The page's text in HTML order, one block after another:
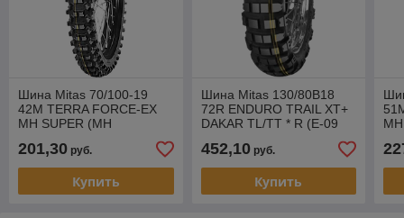
Шина Mitas 70/100-19
42M TERRA FORCE-EX
MH SUPER (MH
201,30 руб.
Купить
Шина Mitas 130/80B18
72R ENDURO TRAIL XT+
DAKAR TL/TT * R (E-09
452,10руб.
Купить